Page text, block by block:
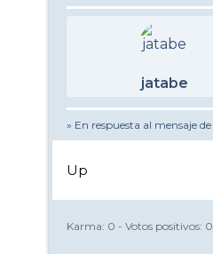
jatabe
» En respuesta al mensaje de
Up
Karma: 0 - Votos positivos: 0